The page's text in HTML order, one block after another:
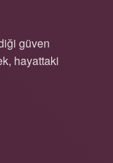
güven
hayattaki